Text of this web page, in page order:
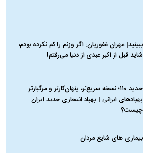
ببینید| مهران غفوریان: اگر وزنم را کم نکرده بودم،
شاید قبل از اکبر عبدی از دنیا می‌رفتم!
حدید ۱۱۰؛ نسخه سریع‌تر، پنهان‌کارتر و مرگبارتر
پهپادهای ایرانی | پهپاد انتحاری جدید ایران
چیست؟
بیماری‌ های شایع مردان